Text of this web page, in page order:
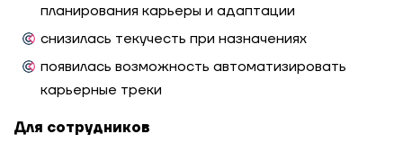
планирования карьеры и адаптации
снизилась текучесть при назначениях
появилась возможность автоматизировать
карьерные треки
Для сотрудников